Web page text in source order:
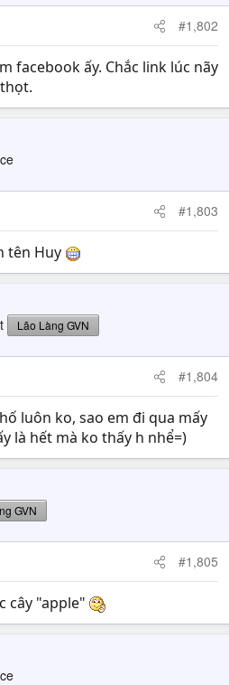
#1,802
facebook ấy. Chắc link lúc nãy
#1,803
tên Huy
Lão Làng GVN
#1,804
luôn ko, sao em đi qua mấy
là hết mà ko thấy h nhể=)
GVN
#1,805
cây "apple"